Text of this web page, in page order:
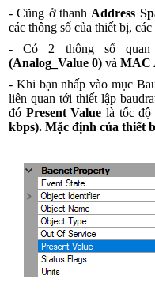
- Cũng ở thanh Address
các thông số của thiết bị,
- Có 2 thông số
(Analog_Value 0) và MAC
- Khi bạn nhấp vào mục
liên quan tới thiết lập
đó Present Value là tốc độ
kbps). Mặc định của thiết